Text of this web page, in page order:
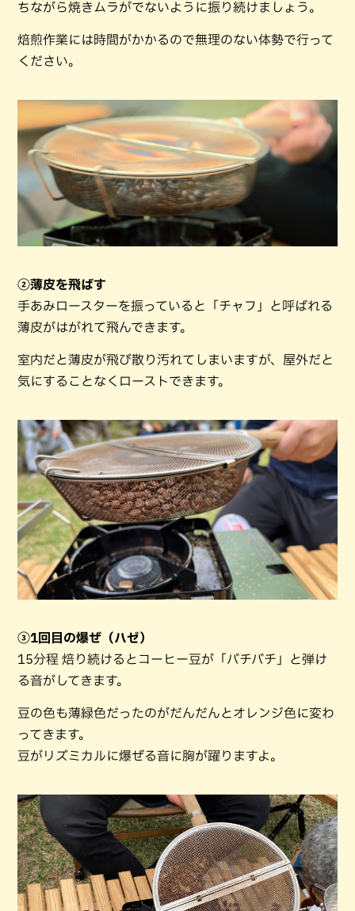
ちながら焼きムラがでないように振り続けましょう。
焙煎作業には時間がかかるので無理のない体勢で行って
ください。
②薄皮を飛ばす
手あみロースターを振っていると「チャフ」と呼ばれる
薄皮がはがれて飛んできます。
室内だと薄皮が飛び散り汚れてしまいますが、屋外だと
気にすることなくローストできます。
③1回目の爆ぜ（ハゼ）
15分程 焙り続けるとコーヒー豆が「バチバチ」と弾け
る音がしてきます。
豆の色も薄緑色だったのがだんだんとオレンジ色に変わ
ってきます。
豆がリズミカルに爆ぜる音に胸が躍りますよ。